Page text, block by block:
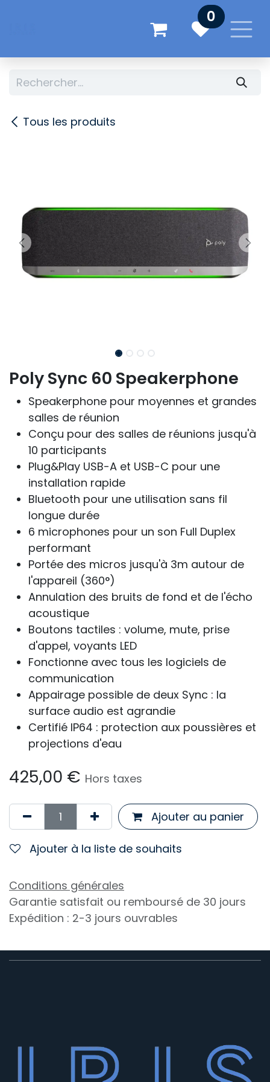
0
Tous les produits
Poly Sync 60 Speakerphone
Speakerphone pour moyennes et grandes
salles de réunion
Conçu pour des salles de réunions jusqu'à
10 participants
Plug&Play USB-A et USB-C pour une
installation rapide
Bluetooth pour une utilisation sans fil
longue durée
6 microphones pour un son Full Duplex
performant
Portée des micros jusqu'à 3m autour de
l'appareil (360°)
Annulation des bruits de fond et de l'écho
acoustique
Boutons tactiles : volume, mute, prise
d'appel, voyants LED
Fonctionne avec tous les logiciels de
communication
Appairage possible de deux Sync : la
surface audio est agrandie
Certifié IP64 : protection aux poussières et
projections d'eau
425,00 € Hors taxes
Ajouter au panier
Ajouter à la liste de souhaits
Conditions générales
Garantie satisfait ou remboursé de 30 jours
Expédition : 2-3 jours ouvrables